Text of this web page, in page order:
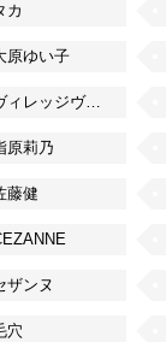
カ
原ゆい子
ヴィレッジヴァンガード
原莉乃
藤健
ザンヌ
穴